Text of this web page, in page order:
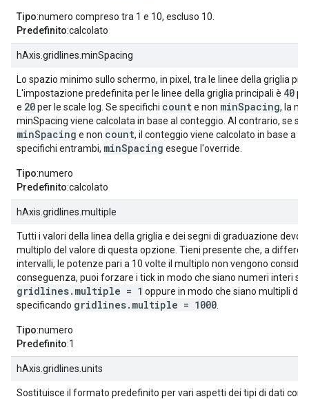
Tipo:numero compreso tra 1 e 10, escluso 10.
Predefinito:calcolato
hAxis.gridlines.minSpacing
Lo spazio minimo sullo schermo, in pixel, tra le linee della griglia
L'impostazione predefinita per le linee della griglia principali è 40
e 20per le scale log. Se specifichi counte non minSpacing, la
minSpacing viene calcolata in base al conteggio. Al contrario, se
minSpacing e non count, il conteggio viene calcolato in base a
specifichi entrambi, minSpacing esegue l'override.
Tipo:numero
Predefinito:calcolato
hAxis.gridlines.multiple
Tutti i valori della linea della griglia e dei segni di graduazione
multiplo del valore di questa opzione. Tieni presente che, a
intervalli, le potenze pari a 10 volte il multiplo non vengono
conseguenza, puoi forzare i tick in modo che siano numeri interi
gridlines.multiple = 1 oppure in modo che siano multipli di
specificando gridlines.multiple = 1000
Tipo:numero
Predefinito:1
hAxis.gridlines.units
Sostituisce il formato predefinito per vari aspetti dei tipi di dati con